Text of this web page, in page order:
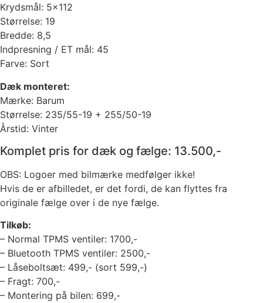
Krydsmål: 5×112
Størrelse: 19
Bredde: 8,5
Indpresning / ET mål: 45
Farve: Sort
Dæk monteret:
Mærke: Barum
Størrelse: 235/55-19 + 255/50-19
Årstid: Vinter
Komplet pris for dæk og fælge: 13.500,-
OBS: Logoer med bilmærke medfølger ikke!
Hvis de er afbilledet, er det fordi, de kan flyttes fra
originale fælge over i de nye fælge.
Tilkøb:
– Normal TPMS ventiler: 1700,-
– Bluetooth TPMS ventiler: 2500,-
– Låseboltsæt: 499,- (sort 599,-)
– Fragt: 700,-
– Montering på bilen: 699,-